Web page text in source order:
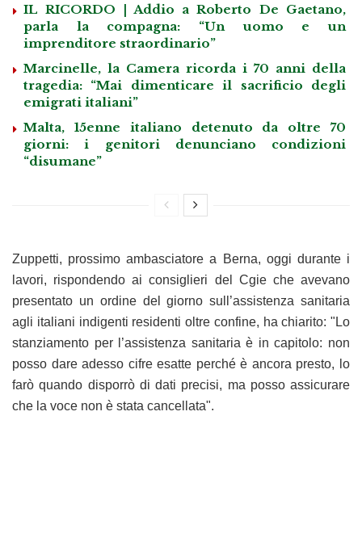
IL RICORDO | Addio a Roberto De Gaetano,
parla la compagna: “Un uomo e un
imprenditore straordinario”
Marcinelle, la Camera ricorda i 70 anni della
tragedia: “Mai dimenticare il sacrificio degli
emigrati italiani”
Malta, 15enne italiano detenuto da oltre 70
giorni: i genitori denunciano condizioni
“disumane”
Zuppetti, prossimo ambasciatore a Berna, oggi durante i
lavori, rispondendo ai consiglieri del Cgie che avevano
presentato un ordine del giorno sull’assistenza sanitaria
agli italiani indigenti residenti oltre confine, ha chiarito: "Lo
stanziamento per l’assistenza sanitaria è in capitolo: non
posso dare adesso cifre esatte perché è ancora presto, lo
farò quando disporrò di dati precisi, ma posso assicurare
che la voce non è stata cancellata".